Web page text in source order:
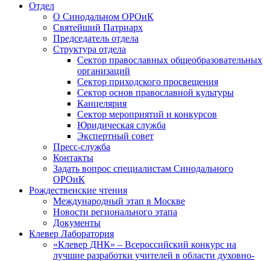
Отдел
О Синодальном ОРОиК
Святейший Патриарх
Председатель отдела
Структура отдела
Сектор православных общеобразовательных
организаций
Сектор приходского просвещения
Сектор основ православной культуры
Канцелярия
Сектор мероприятий и конкурсов
Юридическая служба
Экспертный совет
Пресс-служба
Контакты
Задать вопрос специалистам Синодального
ОРОиК
Рождественские чтения
Международный этап в Москве
Новости регионального этапа
Документы
Клевер Лаборатория
«Клевер ДНК» – Всероссийский конкурс на
лучшие разработки учителей в области духовно-